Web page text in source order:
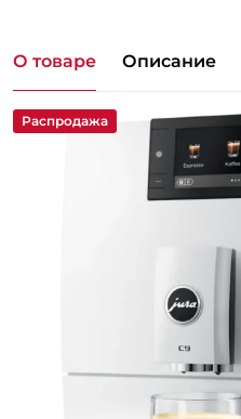
О товаре Описание
Распродажа